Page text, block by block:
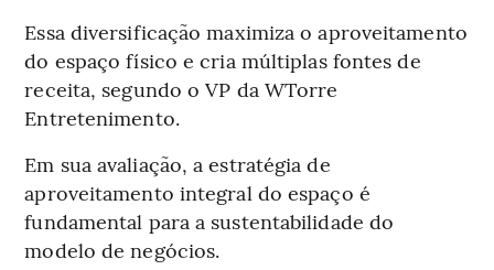
Essa diversificação maximiza o aproveitamento
do espaço físico e cria múltiplas fontes de
receita, segundo o VP da WTorre
Entretenimento.
Em sua avaliação, a estratégia de
aproveitamento integral do espaço é
fundamental para a sustentabilidade do
modelo de negócios.